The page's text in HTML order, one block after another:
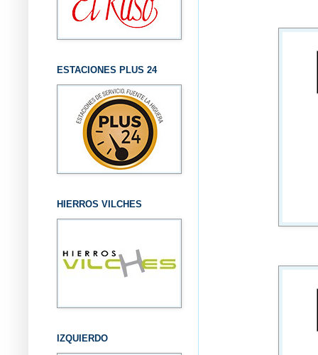
ESTACIONES PLUS 24
HIERROS VILCHES
IZQUIERDO